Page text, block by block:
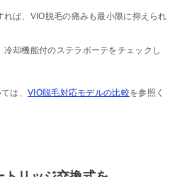
ば、VIO脱毛の痛みも最小限に抑えられ
却機能付のステラボーテをチェックし
は、VIO脱毛対応モデルの比較を参照く